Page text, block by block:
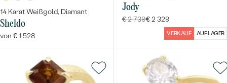
14 Karat Weißgold, Diamant
Sheldo
von € 1 528
Jody
€ 2 739€ 2 329
VERKAUF AUF LAGER